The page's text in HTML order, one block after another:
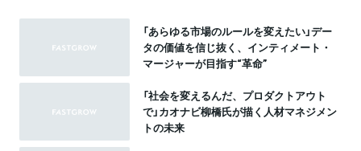
「あらゆる市場のルールを変えたい」デー
タの価値を信じ抜く、インティメート・
マージャーが目指す“革命”
「社会を変えるんだ、プロダクトアウト
で」カオナビ柳橋氏が描く人材マネジメン
トの未来